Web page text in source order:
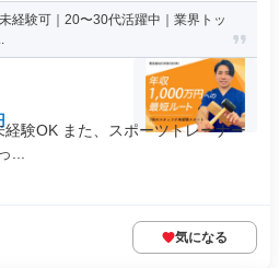
経験可｜20〜30代活躍中｜業界トッ
験OK また、スポーツトレーナー
...
気になる